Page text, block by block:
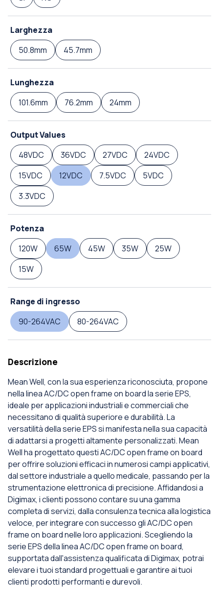
Larghezza
50.8mm
45.7mm
Lunghezza
101.6mm
76.2mm 24mm
Output Values
48VDC
36VDC 27VDC
24VDC
15VDC
12VDC 7.5VDC
5VDC
3.3VDC
Potenza
120W
65W 45W 35W
25W
15W
Range di ingresso
90-264VAC
80-264VAC
Descrizione
Mean Well, con la sua esperienza riconosciuta, propone
nella linea AC/DC open frame on board la serie EPS,
ideale per applicazioni industriali e commerciali che
necessitano di qualità superiore e durabilità. La
versatilità della serie EPS si manifesta nella sua capacità
di adattarsi a progetti altamente personalizzati. Mean
Well ha progettato questi AC/DC open frame on board
per offrire soluzioni efficaci in numerosi campi applicativi,
dal settore industriale a quello medicale, passando per la
strumentazione elettronica di precisione. Affidandosi a
Digimax, i clienti possono contare su una gamma
completa di servizi, dalla consulenza tecnica alla logistica
veloce, per integrare con successo gli AC/DC open
frame on board nelle loro applicazioni. Scegliendo la
serie EPS della linea AC/DC open frame on board,
supportata dall'assistenza qualificata di Digimax, potrai
elevare i tuoi standard progettuali e garantire ai tuoi
clienti prodotti performanti e durevoli.